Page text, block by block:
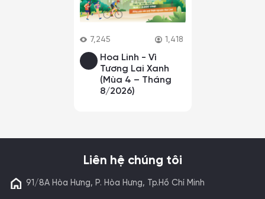
7,245 1,418
Hoa Linh - Vì
Tương Lai Xanh
(Mùa 4 – Tháng
8/2026)
Liên hệ chúng tôi
91/8A Hòa Hưng, P. Hòa Hưng, Tp.Hồ Chí Minh